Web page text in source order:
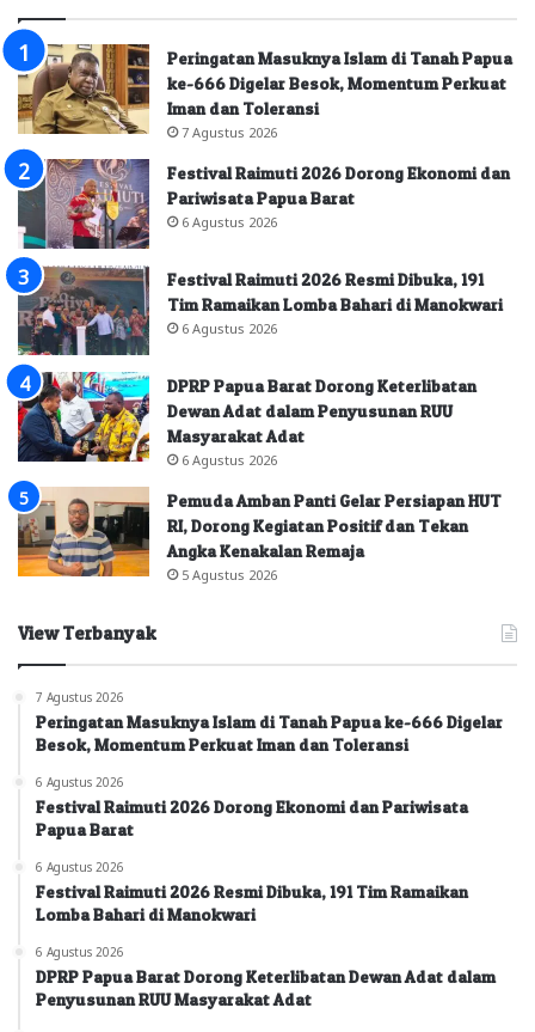
Peringatan Masuknya Islam di Tanah Papua
ke-666 Digelar Besok, Momentum Perkuat
Iman dan Toleransi
7 Agustus 2026
Festival Raimuti 2026 Dorong Ekonomi dan
Pariwisata Papua Barat
6 Agustus 2026
Festival Raimuti 2026 Resmi Dibuka, 191
Tim Ramaikan Lomba Bahari di Manokwari
6 Agustus 2026
DPRP Papua Barat Dorong Keterlibatan
Dewan Adat dalam Penyusunan RUU
Masyarakat Adat
6 Agustus 2026
Pemuda Amban Panti Gelar Persiapan HUT
RI, Dorong Kegiatan Positif dan Tekan
Angka Kenakalan Remaja
5 Agustus 2026
View Terbanyak
7 Agustus 2026
Peringatan Masuknya Islam di Tanah Papua ke-666 Digelar
Besok, Momentum Perkuat Iman dan Toleransi
6 Agustus 2026
Festival Raimuti 2026 Dorong Ekonomi dan Pariwisata
Papua Barat
6 Agustus 2026
Festival Raimuti 2026 Resmi Dibuka, 191 Tim Ramaikan
Lomba Bahari di Manokwari
6 Agustus 2026
DPRP Papua Barat Dorong Keterlibatan Dewan Adat dalam
Penyusunan RUU Masyarakat Adat